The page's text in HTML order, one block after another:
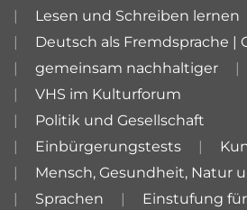
Lesen und Schreiben lernen
Deutsch als Fremdsprache |
gemeinsam nachhaltiger
VHS im Kulturforum
Politik und Gesellschaft
Einbürgerungstests
Mensch, Gesundheit, Natur
Sprachen
Einstufung